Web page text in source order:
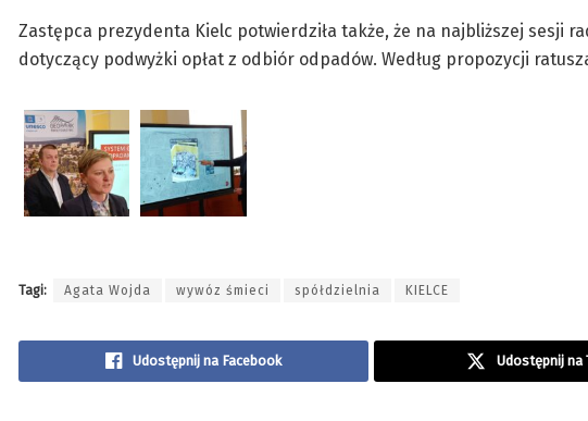
Zastępca prezydenta Kielc potwierdziła także, że na najbliższej sesji
dotyczący podwyżki opłat z odbiór odpadów. Według propozycji
Tagi: Agata Wojda wywóz śmieci spółdzielnia KIELCE
Udostępnij na Facebook Udostępnij na